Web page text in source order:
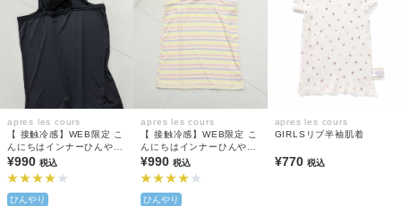
apres les cours
【 接触冷感】WEB限定 こ
んにちはインナーひんやり
天竺 キャミソール
¥990 税込
ひんやり
apres les cours
【 接触冷感】WEB限定 こ
んにちはインナーひんやり
天竺 キャミソール
¥990税込
ひんやり
apres les cours
GIRLSリブ半袖肌着
¥770 税込